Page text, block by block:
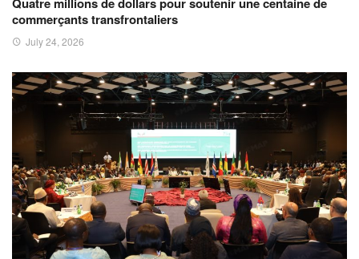
Quatre millions de dollars pour soutenir une centaine de
commerçants transfrontaliers
July 24, 2026